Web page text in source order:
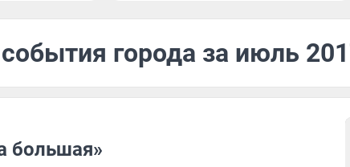
города за июль
большая»